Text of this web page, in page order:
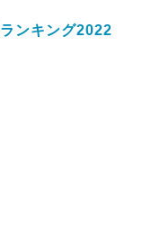
ンキング2022